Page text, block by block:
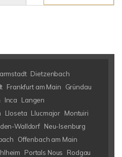
Dietzenbach
Frankfurt am Main
Gründau
Inca
Langen
Lloseta Llucmajor Montuiri
Walldorf Neu-Isenburg
Offenbach am Main
Portals Nous
Rodgau